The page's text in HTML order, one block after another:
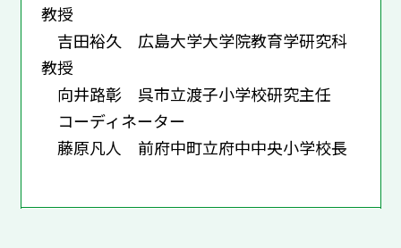
教授
吉田裕久 広島大学大学院教育学研究科
教授
向井路彰 呉市立渡子小学校研究主任
コーディネーター
藤原凡人 前府中町立府中中央小学校長